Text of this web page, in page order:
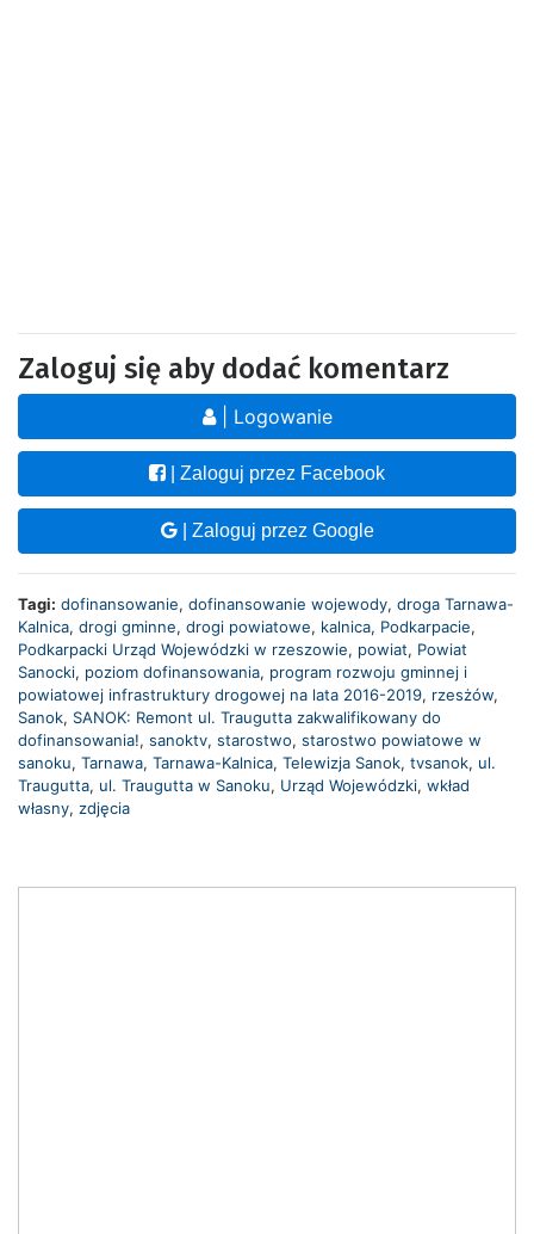
Zaloguj się aby dodać komentarz
| Logowanie
| Zaloguj przez Facebook
| Zaloguj przez Google
Tagi: dofinansowanie, dofinansowanie wojewody, droga Tarnawa-
Kalnica, drogi gminne, drogi powiatowe, kalnica, Podkarpacie,
Podkarpacki Urząd Wojewódzki w rzeszowie, powiat, Powiat
Sanocki, poziom dofinansowania, program rozwoju gminnej i
powiatowej infrastruktury drogowej na lata 2016-2019, rzesżów,
Sanok, SANOK: Remont ul. Traugutta zakwalifikowany do
dofinansowania!, sanoktv, starostwo, starostwo powiatowe w
sanoku, Tarnawa, Tarnawa-Kalnica, Telewizja Sanok, tvsanok, ul.
Traugutta, ul. Traugutta w Sanoku, Urząd Wojewódzki, wkład
własny, zdjęcia